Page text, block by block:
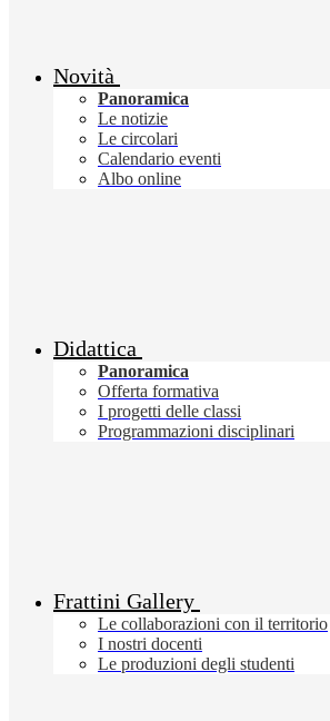
Novità
Panoramica
Le notizie
Le circolari
Calendario eventi
Albo online
Didattica
Panoramica
Offerta formativa
I progetti delle classi
Programmazioni disciplinari
Frattini Gallery
Le collaborazioni con il territorio
I nostri docenti
Le produzioni degli studenti